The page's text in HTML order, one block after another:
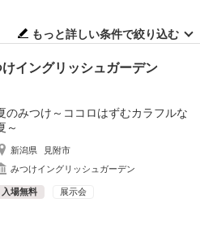
もっと詳しい条件で絞り込む
イングリッシュガーデン
のみつけ～ココロはずむカラフルな
～
新潟県
見附市
みつけイングリッシュガーデン
入場無料 展示会